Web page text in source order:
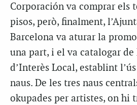
Corporación va comprar els
pisos, però, finalment,
Barcelona va aturar la
una part, i el va catalogar
d’Interès Local, establint
naus. De les tres naus
okupades per artistes, on hi